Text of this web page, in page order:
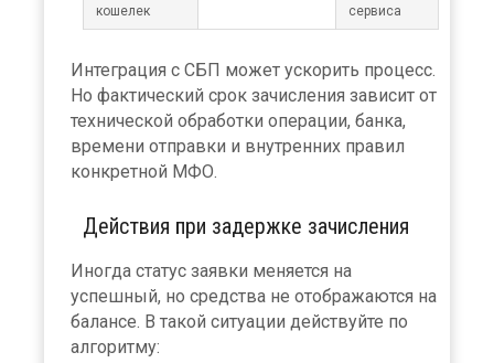
кошелек сервиса
Интеграция с СБП может ускорить процесс.
Но фактический срок зачисления зависит от
технической обработки операции, банка,
времени отправки и внутренних правил
конкретной МФО.
Действия при задержке зачисления
Иногда статус заявки меняется на
успешный, но средства не отображаются на
балансе. В такой ситуации действуйте по
алгоритму: